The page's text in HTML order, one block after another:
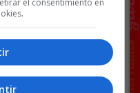
X]